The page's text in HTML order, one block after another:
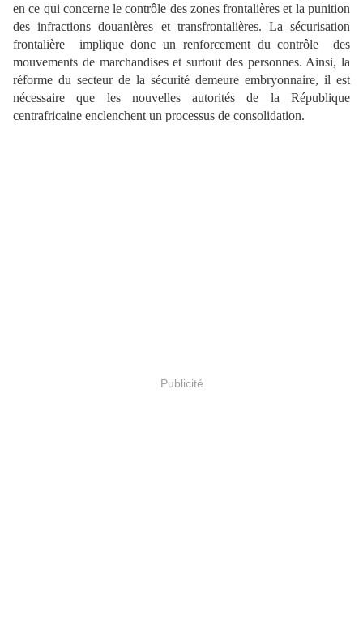
en ce qui concerne le contrôle des zones frontalières et la punition
des infractions douanières et transfrontalières. La sécurisation
frontalière implique donc un renforcement du contrôle des
mouvements de marchandises et surtout des personnes. Ainsi, la
réforme du secteur de la sécurité demeure embryonnaire, il est
nécessaire que les nouvelles autorités de la République
centrafricaine enclenchent un processus de consolidation.
Publicité